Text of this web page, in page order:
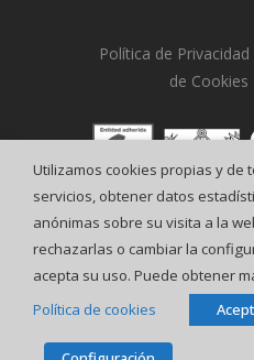
Política de Privacidad
de Cookies
©
Utilizamos cookies propias y
servicios, obtener datos
anónimas sobre su visita a la
rechazarlas o cambiar la
acepta su uso. Puede obtener
Política de cookies